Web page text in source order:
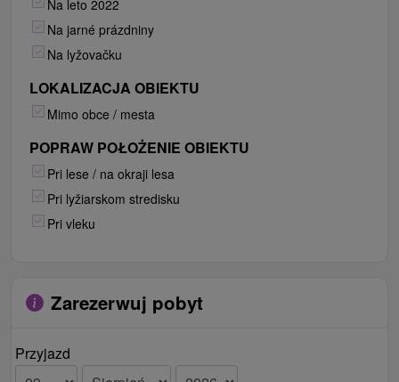
Na leto 2022
Na jarné prázdniny
Na lyžovačku
LOKALIZACJA OBIEKTU
Mimo obce / mesta
POPRAW POŁOŻENIE OBIEKTU
Pri lese / na okraji lesa
Pri lyžiarskom stredisku
Pri vleku
Zarezerwuj pobyt
Przyjazd